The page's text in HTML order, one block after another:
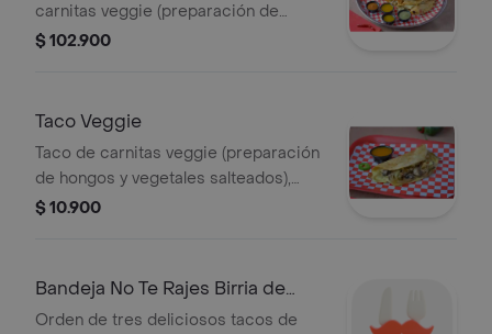
carnitas veggie (preparación de
hongos y vegetales salteados), Queso
$ 102.900
Taco Veggie
Taco de carnitas veggie (preparación
de hongos y vegetales salteados),
Queso Mozzarella opcional,
$ 10.900
Bandeja No Te Rajes Birria de
Cerdo
Orden de tres deliciosos tacos de